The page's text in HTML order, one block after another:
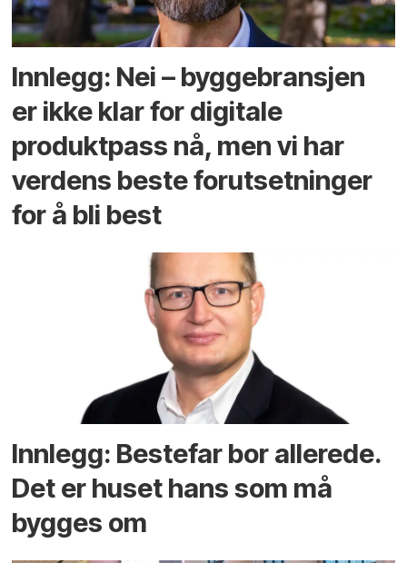
Innlegg: Nei – byggebransjen
er ikke klar for digitale
produktpass nå, men vi har
verdens beste forutsetninger
for å bli best
Innlegg: Bestefar bor allerede.
Det er huset hans som må
bygges om